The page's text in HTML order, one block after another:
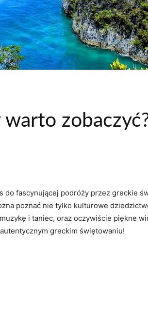
do fascynującej podróży ‌przez greckie
⁢poznać nie tylko kulturowe
i taniec, oraz oczywiście ‌piękne
‌greckim świętowaniu!